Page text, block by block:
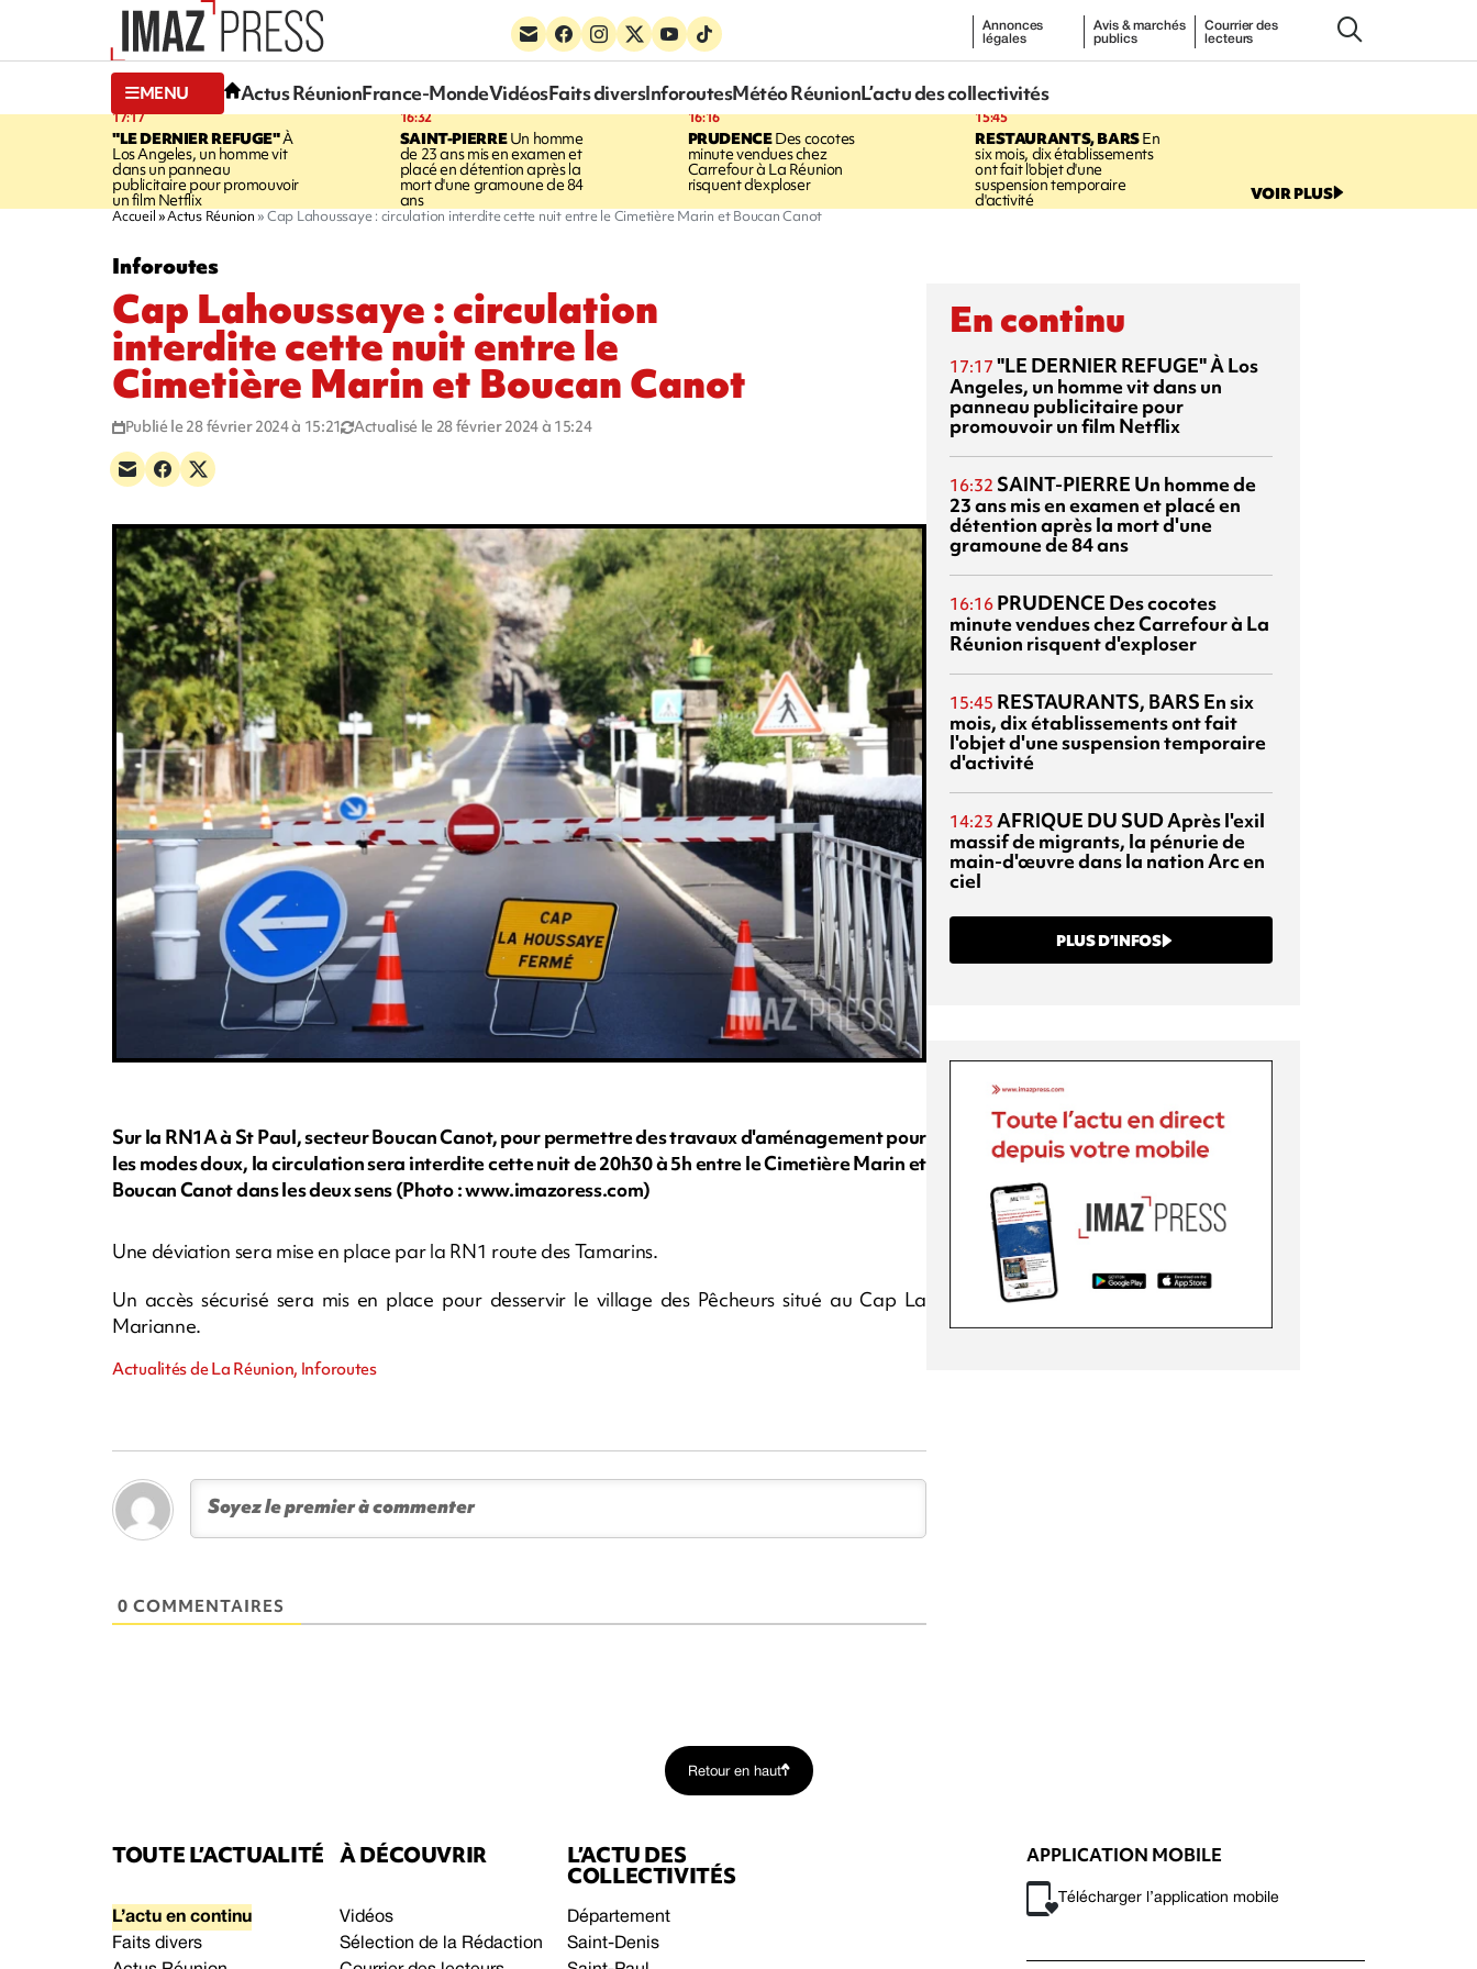
Annonces
légales
Avis & marchés
publics
Courrier des
lecteurs
MENU Actus RéunionFrance-MondeVidéosFaits diversInforoutesMétéo RéunionL’actu des collectivités
17:17
"LE DERNIER REFUGE"À
Los Angeles, un homme vit
dans un panneau
publicitaire pour promouvoir
un film Netflix
16:32
SAINT-PIERREUn homme
de 23 ans mis en examen et
placé en détention après la
mort d'une gramoune de 84
ans
16:16
PRUDENCEDes cocotes
minute vendues chez
Carrefour à La Réunion
risquent d'exploser
15:45
RESTAURANTS, BARSEn
six mois, dix établissements
ont fait l'objet d'une
suspension temporaire
d'activité VOIR PLUS
Accueil Actus Réunion Cap Lahoussaye : circulation interdite cette nuit entre le Cimetière Marin et Boucan Canot
Inforoutes
Cap Lahoussaye : circulation
interdite cette nuit entre le
Cimetière Marin et Boucan Canot
Publié le 28 février 2024 à 15:21 Actualisé le 28 février 2024 à 15:24
Sur la RN1A à St Paul, secteur Boucan Canot, pour permettre des travaux d'aménagement pour
les modes doux, la circulation sera interdite cette nuit de 20h30 à 5h entre le Cimetière Marin et
Boucan Canot dans les deux sens (Photo : www.imazoress.com)
Une déviation sera mise en place par la RN1 route des Tamarins.
Un accès sécurisé sera mis en place pour desservir le village des Pêcheurs situé au Cap La
Marianne.
Actualités de La Réunion, Inforoutes
0 COMMENTAIRES
En continu
17:17 "LE DERNIER REFUGE"À Los
Angeles, un homme vit dans un
panneau publicitaire pour
promouvoir un film Netflix
16:32 SAINT-PIERRE Un homme de
23 ans mis en examen et placé en
détention après la mort d'une
gramoune de 84 ans
16:16 PRUDENCE Des cocotes
minute vendues chez Carrefour à La
Réunion risquent d'exploser
15:45 RESTAURANTS, BARS En six
mois, dix établissements ont fait
l'objet d'une suspension temporaire
d'activité
14:23 AFRIQUE DU SUDAprès l'exil
massif de migrants, la pénurie de
main-d'œuvre dans la nation Arc en
ciel
PLUS D’INFOS
Retour en haut
TOUTE L’ACTUALITÉ
L’actu en continu
Faits divers
À DÉCOUVRIR
Vidéos
Sélection de la Rédaction
L’ACTU DES
COLLECTIVITÉS
Département
Saint-Denis
APPLICATION MOBILE
Télécharger l’application mobile